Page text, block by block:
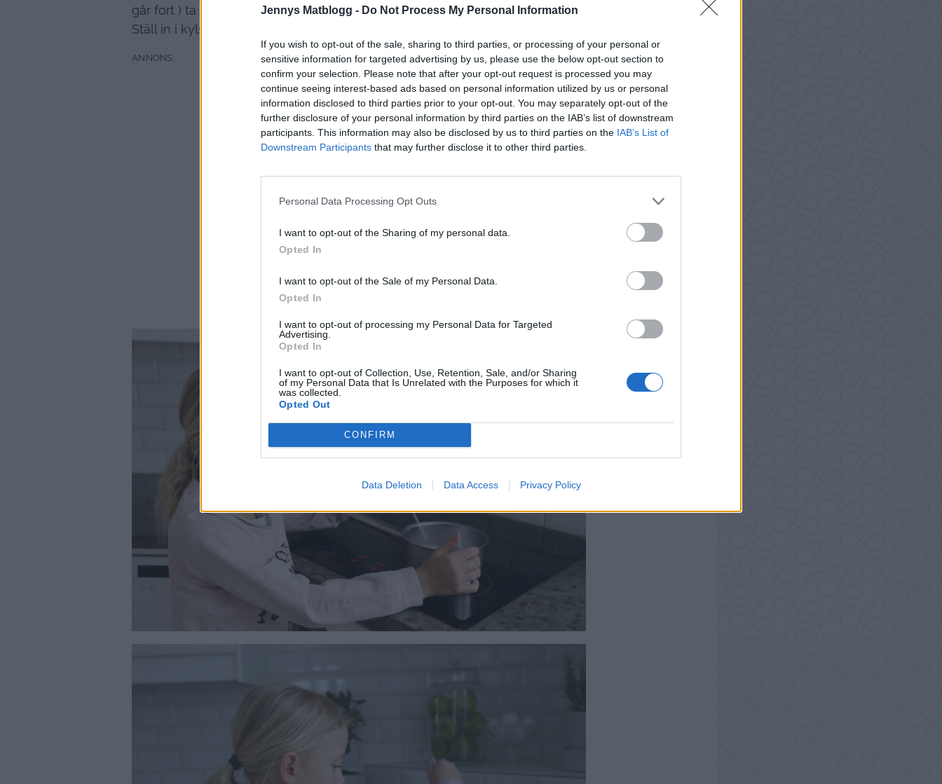
Jennys Matblogg - Do Not Process My Personal Information
If you wish to opt-out of the sale, sharing to third parties, or processing of your personal or
sensitive information for targeted advertising by us, please use the below opt-out section to
confirm your selection. Please note that after your opt-out request is processed you may
continue seeing interest-based ads based on personal information utilized by us or personal
information disclosed to third parties prior to your opt-out. You may separately opt-out of the
further disclosure of your personal information by third parties on the IAB’s list of downstream
participants. This information may also be disclosed by us to third parties on the IAB’s List of
Downstream Participants that may further disclose it to other third parties.
Personal Data Processing Opt Outs
I want to opt-out of the Sharing of my personal data.
Opted In
I want to opt-out of the Sale of my Personal Data.
Opted In
I want to opt-out of processing my Personal Data for Targeted
Advertising.
Opted In
I want to opt-out of Collection, Use, Retention, Sale, and/or Sharing
of my Personal Data that Is Unrelated with the Purposes for which it
was collected.
Opted Out
CONFIRM
Data Deletion Data Access Privacy Policy
går fort ) ta bort från plattan och vänd ner olja och lite karamellfärg.
Ställ in i kylskåpet och låt svalna, sedan är det klart